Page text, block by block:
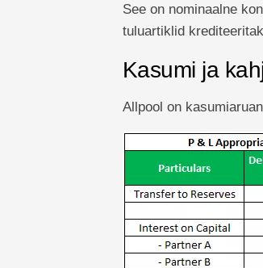
See on nominaalne
tuluartiklid
Kasumi ja
Allpool on